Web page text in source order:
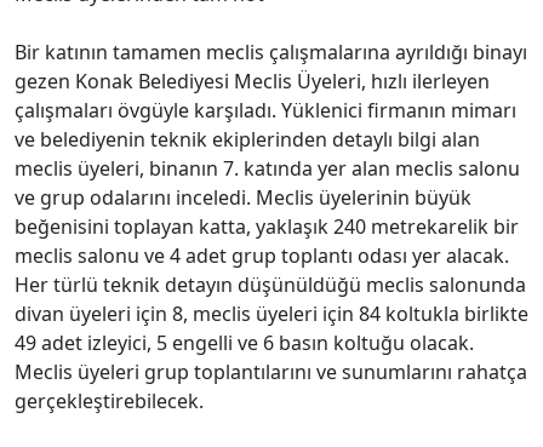
sağlanırken vatandaş için şeffaflık ön planda olacak.
Bodrum katlarda sığınak, su depoları, teknik hacimler
ve otopark yer alacak. Vatandaşın belediyeyle ilk temas
kurduğu zemin kat, aynı zamanda bir sanat galerisine
de ev sahipliği yapacak. Sanatın ve modern mimarinin
oluşturacağı aydınlık bir binaya adım atan vatandaşı,
giriş katında Basın, Yayın ve Halkla İlişkiler
Müdürlüğünün güler yüzlü personeli karşılayacak.
Zeminin üstünde yer alan asma kattan itibaren binanın
ilk katlarında vatandaşın sık uğradığı müdürlükler
konumlanacak. Son katlarda Başkan Yardımcıları,
Başkanlık Makamı, Meclis Salonu ve Grup Odaları
olacak. Binanın en üst katına ise İzmir’in simgelerinden